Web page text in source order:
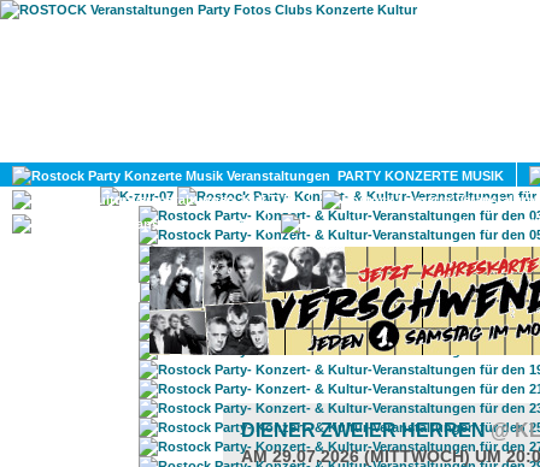
PARTY KONZERTE MUSIK
KULTUR
GAY
DIENER ZWEIER HERREN@
AM 29.07.2026 (MITTWOCH) UM